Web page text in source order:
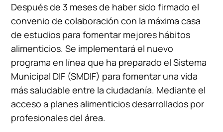
Después de 3 meses de haber sido firmado el
convenio de colaboración con la máxima casa
de estudios para fomentar mejores hábitos
alimenticios. Se implementará el nuevo
programa en línea que ha preparado el Sistema
Municipal DIF (SMDIF) para fomentar una vida
más saludable entre la ciudadanía. Mediante el
acceso a planes alimenticios desarrollados por
profesionales del área.